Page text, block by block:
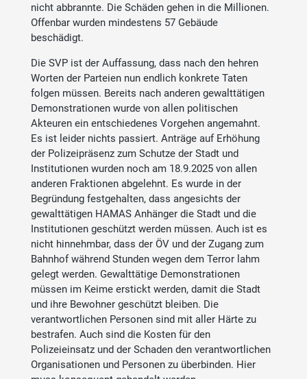
nicht abbrannte. Die Schäden gehen in die Millionen.
Offenbar wurden mindestens 57 Gebäude
beschädigt.
Die SVP ist der Auffassung, dass nach den hehren
Worten der Parteien nun endlich konkrete Taten
folgen müssen. Bereits nach anderen gewalttätigen
Demonstrationen wurde von allen politischen
Akteuren ein entschiedenes Vorgehen angemahnt.
Es ist leider nichts passiert. Anträge auf Erhöhung
der Polizeipräsenz zum Schutze der Stadt und
Institutionen wurden noch am 18.9.2025 von allen
anderen Fraktionen abgelehnt. Es wurde in der
Begründung festgehalten, dass angesichts der
gewalttätigen HAMAS Anhänger die Stadt und die
Institutionen geschützt werden müssen. Auch ist es
nicht hinnehmbar, dass der ÖV und der Zugang zum
Bahnhof während Stunden wegen dem Terror lahm
gelegt werden. Gewalttätige Demonstrationen
müssen im Keime erstickt werden, damit die Stadt
und ihre Bewohner geschützt bleiben. Die
verantwortlichen Personen sind mit aller Härte zu
bestrafen. Auch sind die Kosten für den
Polizeieinsatz und der Schaden den verantwortlichen
Organisationen und Personen zu überbinden. Hier